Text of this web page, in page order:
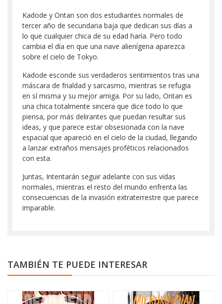
Kadode y Ontan son dos estudiantes normales de
tercer año de secundaria baja que dedican sus días a
lo que cualquier chica de su edad haría. Pero todo
cambia el día en que una nave alienígena aparezca
sobre el cielo de Tokyo.
Kadode esconde sus verdaderos sentimientos tras una
máscara de frialdad y sarcasmo, mientras se refugia
en sí misma y su mejor amiga. Por su lado, Ontan es
una chica totalmente sincera que dice todo lo que
piensa, por más delirantes que puedan resultar sus
ideas, y que parece estar obsesionada con la nave
espacial que apareció en el cielo de la ciudad, llegando
a lanzar extraños mensajes proféticos relacionados
con esta.
Juntas, Intentarán seguir adelante con sus vidas
normales, mientras el resto del mundo enfrenta las
consecuencias de la invasión extraterrestre que parece
imparable.
TAMBIÉN TE PUEDE INTERESAR